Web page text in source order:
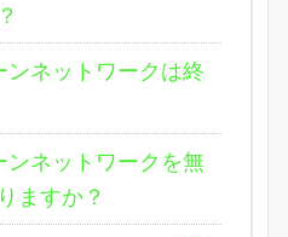
ンネットワークは終
ンネットワークを無
ますか？